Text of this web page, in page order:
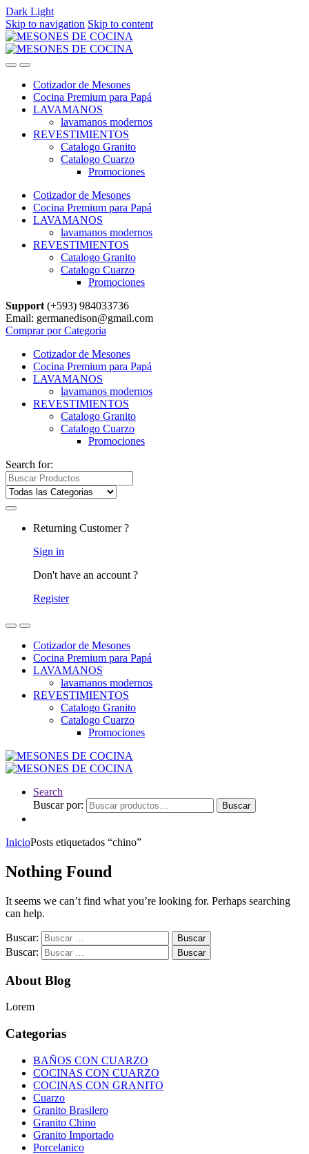
Dark Light
Skip to navigation Skip to content
Cotizador de Mesones
Cocina Premium para Papá
LAVAMANOS
lavamanos modernos
REVESTIMIENTOS
Catalogo Granito
Catalogo Cuarzo
Promociones
Cotizador de Mesones
Cocina Premium para Papá
LAVAMANOS
lavamanos modernos
REVESTIMIENTOS
Catalogo Granito
Catalogo Cuarzo
Promociones
Support (+593) 984033736
Email: germanedison@gmail.com
Comprar por Categoria
Cotizador de Mesones
Cocina Premium para Papá
LAVAMANOS
lavamanos modernos
REVESTIMIENTOS
Catalogo Granito
Catalogo Cuarzo
Promociones
Search for:
Returning Customer ?
Sign in
Don't have an account ?
Register
Cotizador de Mesones
Cocina Premium para Papá
LAVAMANOS
lavamanos modernos
REVESTIMIENTOS
Catalogo Granito
Catalogo Cuarzo
Promociones
Search
Buscar por:
Buscar
InicioPosts etiquetados “chino”
Nothing Found
It seems we can’t find what you’re looking for. Perhaps searching
can help.
Buscar:
Buscar:
About Blog
Lorem
Categorias
BAÑOS CON CUARZO
COCINAS CON CUARZO
COCINAS CON GRANITO
Cuarzo
Granito Brasilero
Granito Chino
Granito Importado
Porcelanico